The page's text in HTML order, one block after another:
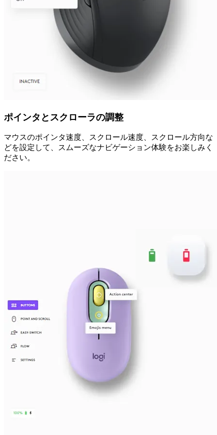
ポインタとスクローラの調整
マウスのポインタ速度、スクロール速度、スクロール方向な
どを設定して、スムーズなナビゲーション体験をお楽しみく
ださい。